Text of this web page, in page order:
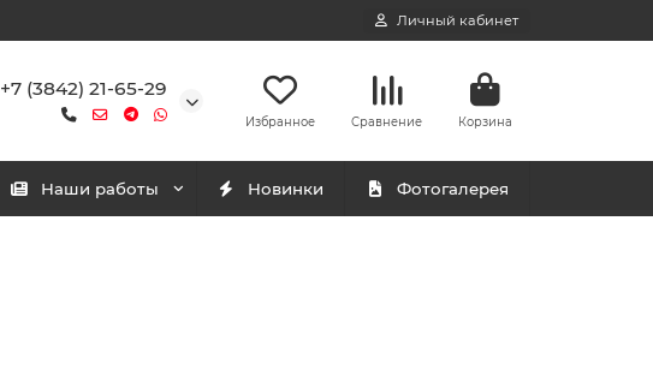
Личный кабинет
+7 (3842) 21-65-29
Избранное Сравнение Корзина
Наши работы Новинки Фотогалерея